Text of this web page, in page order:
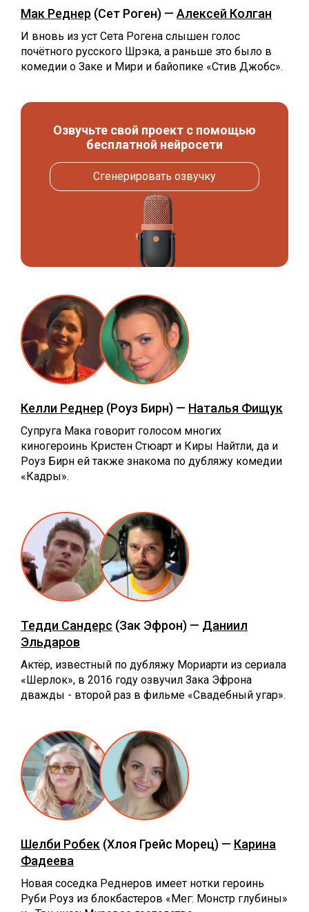
Мак Реднер (Сет Роген) — Алексей Колган
И вновь из уст Сета Рогена слышен голос
почётного русского Шрэка, а раньше это было в
комедии о Заке и Мири и байопике «Стив Джобс».
Озвучьте свой проект с помощью
бесплатной нейросети
Сгенерировать озвучку
Келли Реднер (Роуз Бирн) — Наталья Фищук
Супруга Мака говорит голосом многих
киногероинь Кристен Стюарт и Киры Найтли, да и
Роуз Бирн ей также знакома по дубляжу комедии
«Кадры».
Тедди Сандерс (Зак Эфрон) — Даниил
Эльдаров
Актёр, известный по дубляжу Мориарти из сериала
«Шерлок», в 2016 году озвучил Зака Эфрона
дважды - второй раз в фильме «Свадебный угар».
Шелби Робек (Хлоя Грейс Морец) — Карина
Фадеева
Новая соседка Реднеров имеет нотки героинь
Руби Роуз из блокбастеров «Мег: Монстр глубины»